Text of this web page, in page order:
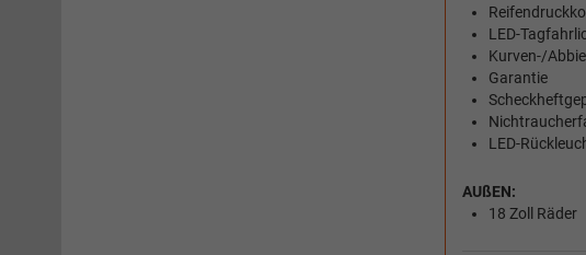
LED-
Kurven-/
Garantie
LED-
AUßEN:
18 Zoll Räder